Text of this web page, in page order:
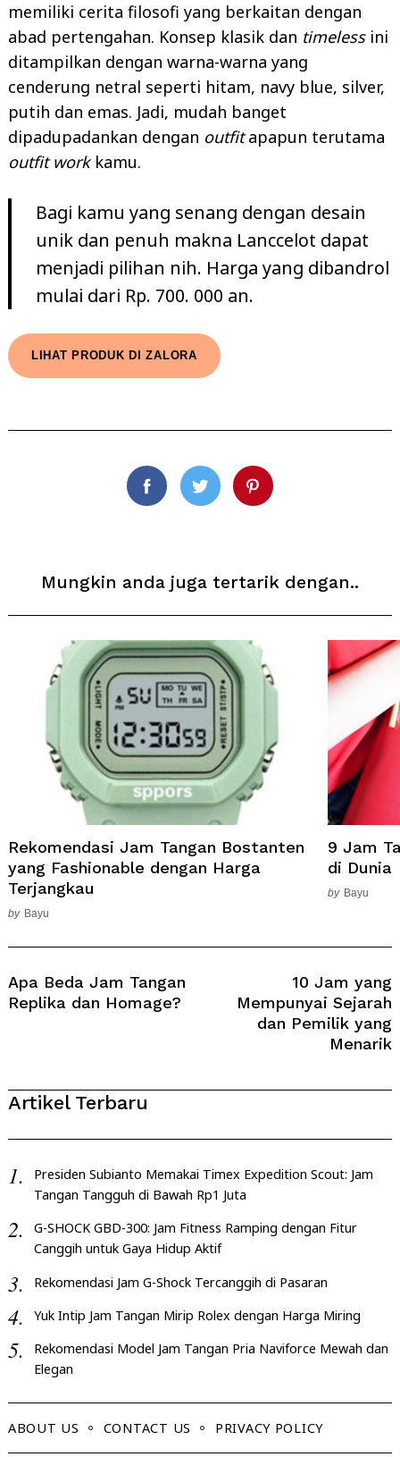
memiliki cerita filosofi yang berkaitan dengan
abad pertengahan. Konsep klasik dan timeless ini
ditampilkan dengan warna-warna yang
cenderung netral seperti hitam, navy blue, silver,
putih dan emas. Jadi, mudah banget
dipadupadankan dengan outfitapapun terutama
outfit work kamu.
Bagi kamu yang senang dengan desain
unik dan penuh makna Lanccelot dapat
menjadi pilihan nih. Harga yang dibandrol
mulai dari Rp. 700. 000 an.
LIHAT PRODUK DI ZALORA
FacebookTwitterPinterest
Mungkin anda juga tertarik dengan..
Rekomendasi Jam Tangan Bostanten
yang Fashionable dengan Harga
Terjangkau
by Bayu
9 Jam
di Dunia
by Bayu
Navigation
Apa Beda Jam Tangan
Replika dan Homage?
10 Jam yang
Mempunyai Sejarah
dan Pemilik yang
Menarik
Artikel Terbaru
Presiden Subianto Memakai Timex Expedition Scout: Jam
Tangan Tangguh di Bawah Rp1 Juta
G-SHOCK GBD-300: Jam Fitness Ramping dengan Fitur
Canggih untuk Gaya Hidup Aktif
Rekomendasi Jam G-Shock Tercanggih di Pasaran
Yuk Intip Jam Tangan Mirip Rolex dengan Harga Miring
Rekomendasi Model Jam Tangan Pria Naviforce Mewah dan
Elegan
ABOUT US CONTACT US PRIVACY POLICY